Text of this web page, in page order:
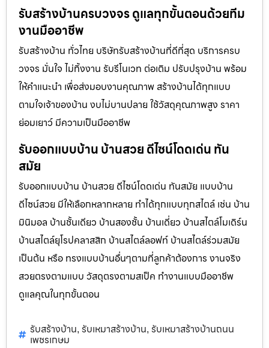
รับสร้างบ้านครบวงจร ดูแลทุกขั้นตอนด้วยทีม
งานมืออาชีพ
รับสร้างบ้าน ทั่วไทย บริษัทรับสร้างบ้านที่ดีที่สุด บริการครบ
วงจร มั่นใจ ไม่ทิ้งงาน รับรีโนเวท ต่อเติม ปรับปรุงบ้าน พร้อม
ให้คำแนะนำ เพื่อส่งมอบงานคุณภาพ สร้างบ้านได้ทุกแบบ
ตามใจเจ้าของบ้าน งบไม่บานปลาย ใช้วัสดุคุณภาพสูง ราคา
ย่อมเยาว์ มีความเป็นมืออาชีพ
รับออกแบบบ้าน บ้านสวย ดีไซน์โดดเด่น ทัน
สมัย
รับออกแบบบ้าน บ้านสวย ดีไซน์โดดเด่น ทันสมัย แบบบ้าน
ดีไซน์สวย มีให้เลือกหลากหลาย ทำได้ทุกแบบทุกสไตล์ เช่น บ้าน
มินิมอล บ้านชั้นเดียว บ้านสองชั้น บ้านเดี่ยว บ้านสไตล์โมเดิร์น
บ้านสไตล์ยุโรปคลาสสิก บ้านสไตล์ลอฟท์ บ้านสไตล์ร่วมสมัย
เป็นต้น หรือ ทรงแบบบ้านอื่นๆตามที่ลูกค้าต้องการ งานจริง
สวยตรงตามแบบ วัสดุตรงตามสเป็ค ทำงานแบบมืออาชีพ
ดูแลคุณในทุกขั้นตอน
รับสร้างบ้าน, รับเหมาสร้างบ้าน, รับเหมาสร้างบ้านถนน
เพชรเกษม